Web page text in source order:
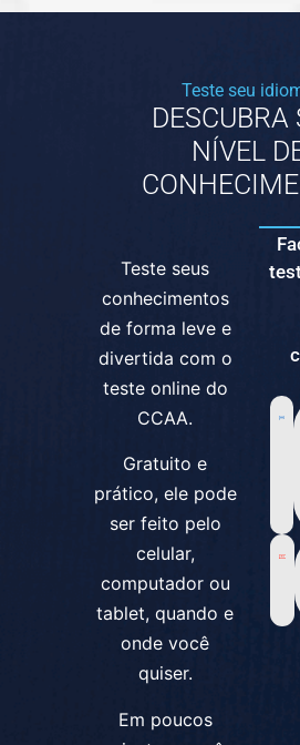
Teste seu
DESCUBRA
NÍVEL
Teste seus
conhecimentos
de forma leve e
divertida com o
teste online do
CCAA.
Gratuito e
prático, ele pode
ser feito pelo
celular,
computador ou
tablet, quando e
onde você
quiser.
Em poucos